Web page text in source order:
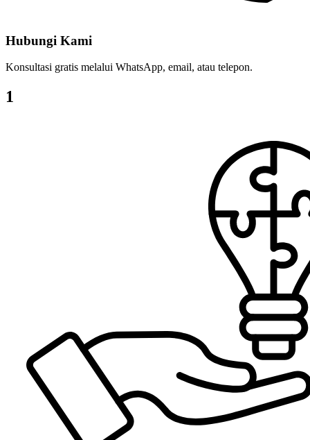
Hubungi Kami
Konsultasi gratis melalui WhatsApp, email, atau telepon.
1